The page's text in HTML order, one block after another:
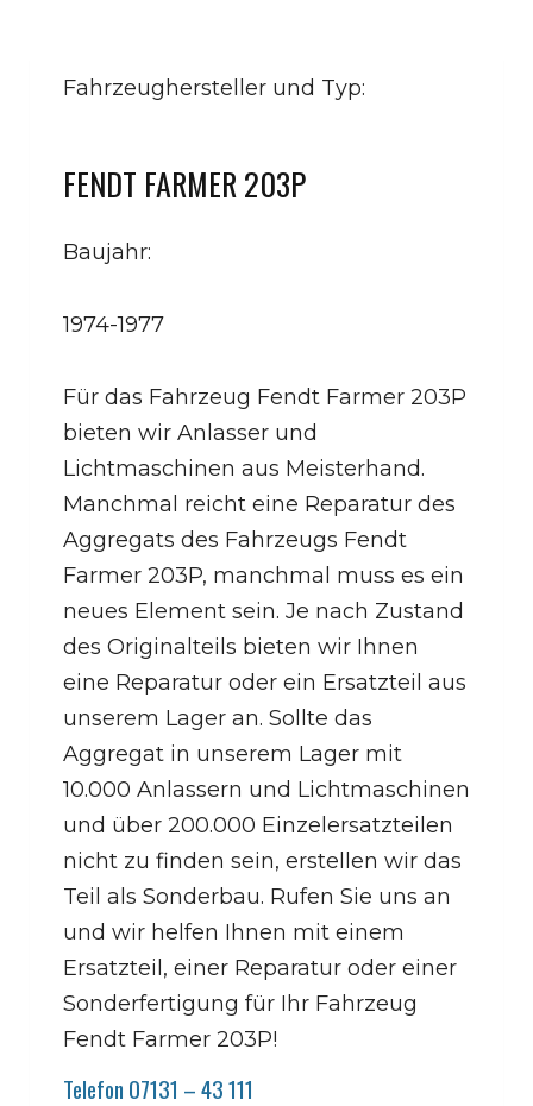
Fahrzeughersteller und Typ:
FENDT FARMER 203P
Baujahr:
1974-1977
Für das Fahrzeug Fendt Farmer 203P
bieten wir Anlasser und
Lichtmaschinen aus Meisterhand.
Manchmal reicht eine Reparatur des
Aggregats des Fahrzeugs Fendt
Farmer 203P, manchmal muss es ein
neues Element sein. Je nach Zustand
des Originalteils bieten wir Ihnen
eine Reparatur oder ein Ersatzteil aus
unserem Lager an. Sollte das
Aggregat in unserem Lager mit
10.000 Anlassern und Lichtmaschinen
und über 200.000 Einzelersatzteilen
nicht zu finden sein, erstellen wir das
Teil als Sonderbau. Rufen Sie uns an
und wir helfen Ihnen mit einem
Ersatzteil, einer Reparatur oder einer
Sonderfertigung für Ihr Fahrzeug
Fendt Farmer 203P!
Telefon 07131 – 43 111